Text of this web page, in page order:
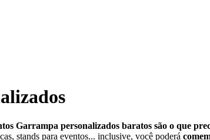
Garrampa personalizados baratos são o que
stands para eventos... inclusive, você poderá